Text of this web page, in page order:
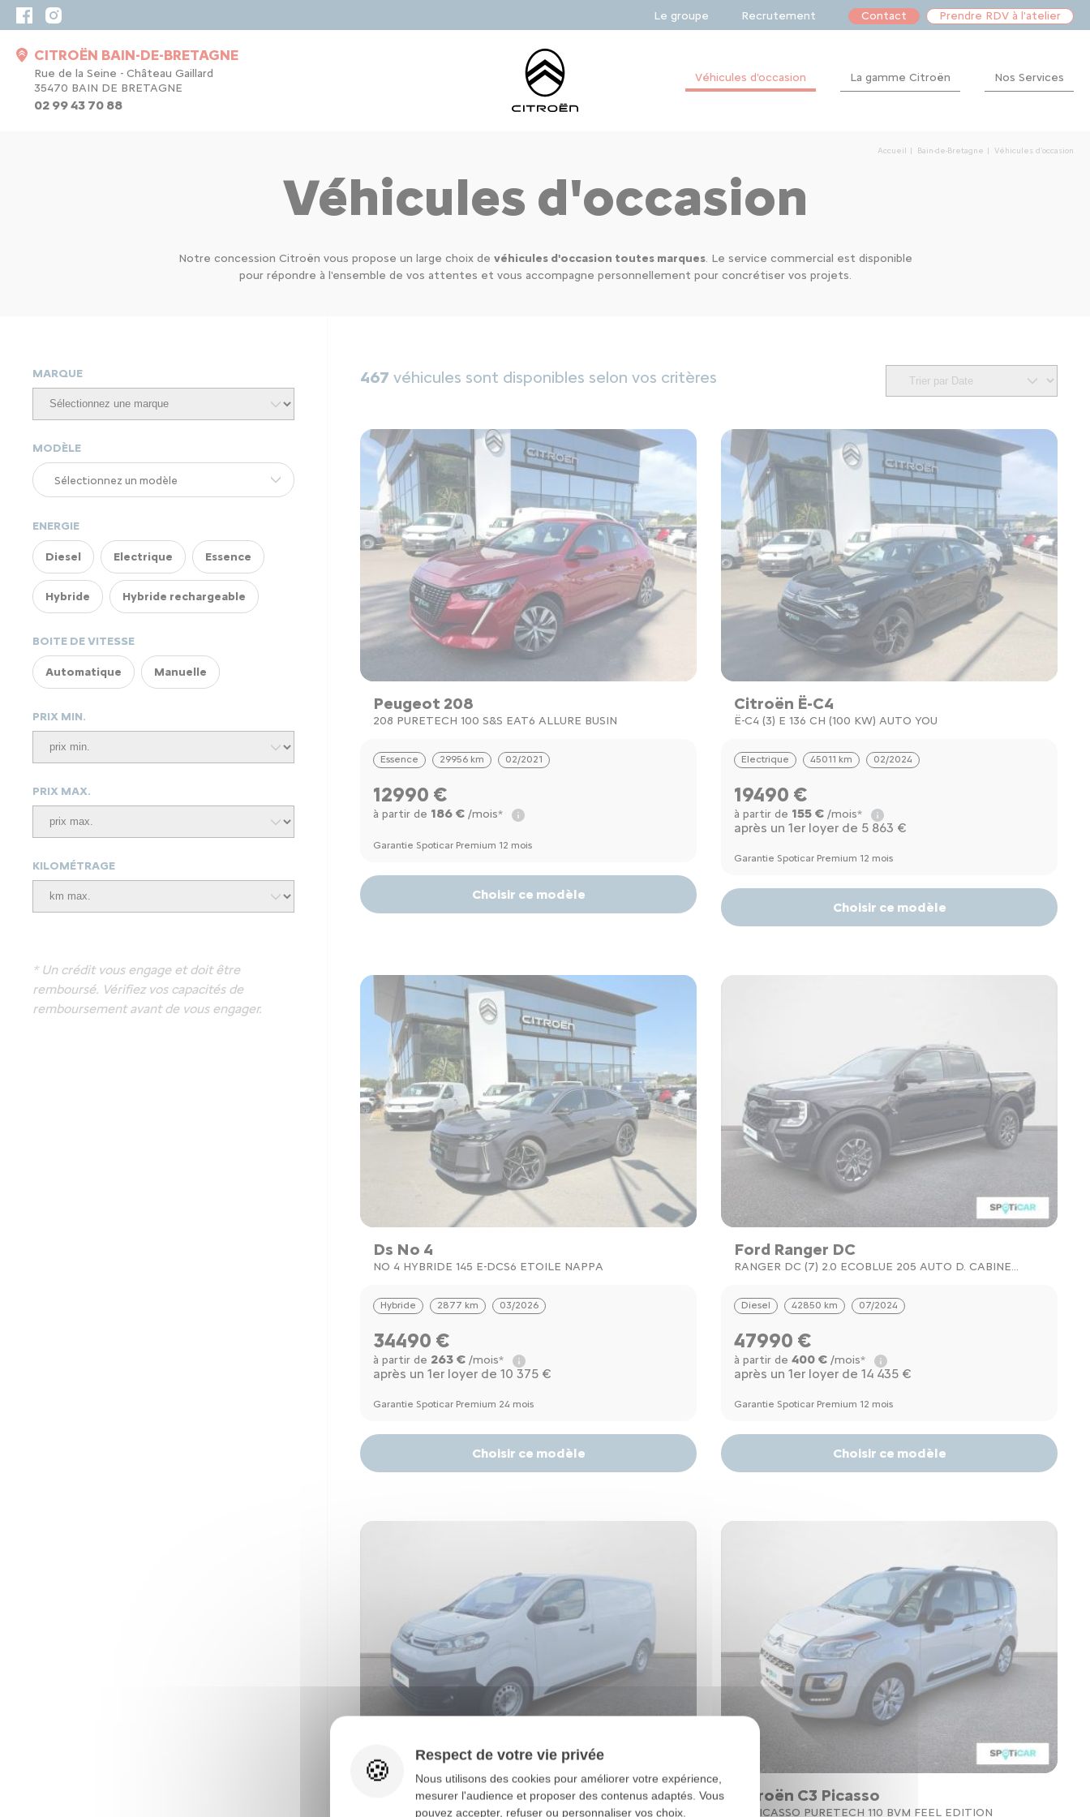
Le groupe Recrutement Contact Prendre RDV à l'atelier
CITROËN BAIN-DE-BRETAGNE
Rue de la Seine - Château Gaillard
35470 BAIN DE BRETAGNE
02 99 43 70 88
Véhicules d'occasion La gamme Citroën Nos Services
Accueil Bain-de-Bretagne Véhicules d'occasion
Véhicules d'occasion
Notre concession Citroën vous propose un large choix de véhicules d'occasion toutes marques. Le service commercial est disponible
pour répondre à l'ensemble de vos attentes et vous accompagne personnellement pour concrétiser vos projets.
MARQUE
MODÈLE
ENERGIE
Diesel Electrique Essence
Hybride Hybride rechargeable
BOITE DE VITESSE
Automatique Manuelle
PRIX MIN.
PRIX MAX.
KILOMÉTRAGE
* Un crédit vous engage et doit être
remboursé. Vérifiez vos capacités de
remboursement avant de vous engager.
467 véhicules sont disponibles selon vos critères
Peugeot 208
208 PURETECH 100 S&S EAT6 ALLURE BUSIN
Essence 29956 km 02/2021
12990 €
à partir de 186 € /mois*
Garantie Spoticar Premium 12 mois
Choisir ce modèle
Citroën Ë-C4
Ë-C4 (3) E 136 CH (100 KW) AUTO YOU
Electrique 45011 km 02/2024
19490 €
à partir de 155 € /mois*
après un 1er loyer de 5 863 €
Garantie Spoticar Premium 12 mois
Choisir ce modèle
Ds No 4
NO 4 HYBRIDE 145 E-DCS6 ETOILE NAPPA
Hybride 2877 km 03/2026
34490 €
à partir de 263 € /mois*
après un 1er loyer de 10 375 €
Garantie Spoticar Premium 24 mois
Choisir ce modèle
Ford Ranger DC
RANGER DC (7) 2.0 ECOBLUE 205 AUTO D. CABINE
Diesel 42850 km 07/2024
47990 €
à partir de400 € /mois*
après un 1er loyer de 14 435 €
Garantie Spoticar Premium 12 mois
Choisir ce modèle
Citroën E-Jumpy
E-JUMPY (3) TAILLE M 136CH 75KWH
Citroën C3 Picasso
C3 PICASSO PURETECH 110 BVM FEEL EDITION
Respect de votre vie privée
Nous utilisons des cookies pour améliorer votre expérience,
mesurer l'audience et proposer des contenus adaptés. Vous
pouvez accepter, refuser ou personnaliser vos choix.